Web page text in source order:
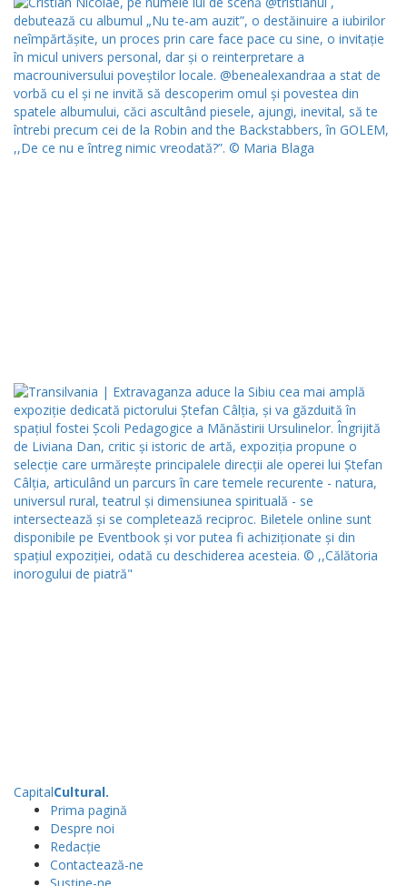
CapitalCultural.
Prima pagină
Despre noi
Redacție
Contactează-ne